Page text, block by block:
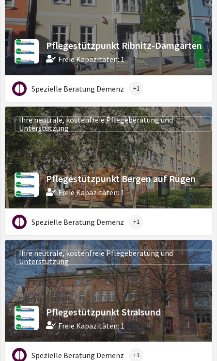
Pflegestützpunkt Ribnitz-Damgarten
Freie Kapazitäten: 1
Spezielle Beratung Demenz +1
Pflegestützpunkt Bergen auf Rügen
Freie Kapazitäten: 1
Ihre neutrale, kostenfreie Pflegeberatung und
Unterstützung
Spezielle Beratung Demenz +1
Pflegestützpunkt Stralsund
Freie Kapazitäten: 1
Ihre neutrale, kostenfreie Pflegeberatung und
Unterstützung
Spezielle Beratung Demenz +1